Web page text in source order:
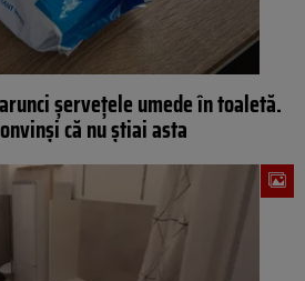
șervețele umede în toaletă.
că nu știai asta